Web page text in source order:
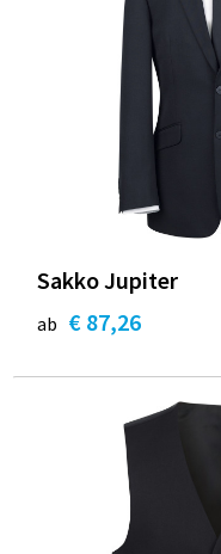
Sakko Jupiter
ab € 87,26